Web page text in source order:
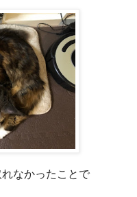
なかったことで